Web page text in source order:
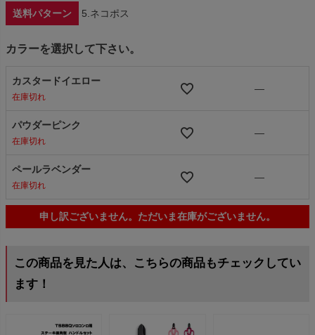
送料パターン 5.ネコポス
カラーを選択して下さい。
カスタードイエロー
在庫切れ
—
パウダーピンク
在庫切れ
—
ペールラベンダー
在庫切れ
—
申し訳ございません。ただいま在庫がございません。
この商品を見た人は、こちらの商品もチェックしてい
ます！